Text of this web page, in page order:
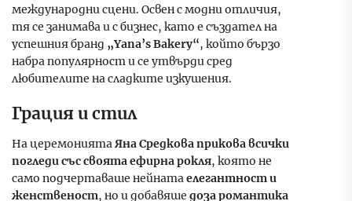
международни сцени. Освен с модни отличия,
тя се занимава и с бизнес, като е създател на
успешния бранд „Yana’s Bakery“, който бързо
набра популярност и се утвърди сред
любителите на сладките изкушения.
Грация и стил
На церемониятаЯна Средкова прикова всички
погледи със своята ефирна рокля, която не
само подчертаваше нейнатаелегантност и
женственост, но и добавяше доза романтика